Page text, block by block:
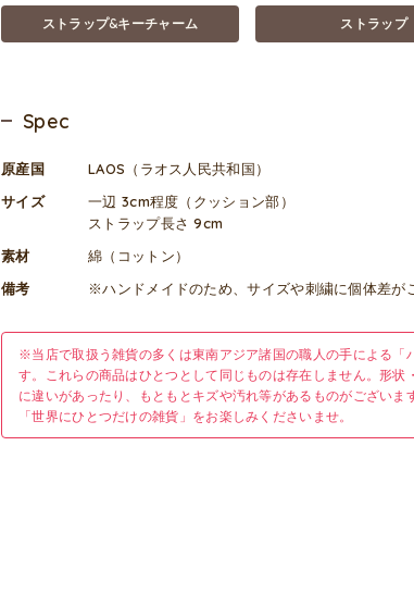
ストラップ&キーチャーム ストラップ
Spec
原産国
LAOS（ラオス人民共和国）
サイズ
一辺 3cm程度（クッション部）
ストラップ長さ 9cm
素材
綿（コットン）
備考
※ハンドメイドのため、サイズや刺繍に個体差が
※当店で取扱う雑貨の多くは東南アジア諸国の職人の手による「
す。これらの商品はひとつとして同じものは存在しません。形状
に違いがあったり、もともとキズや汚れ等があるものがございま
「世界にひとつだけの雑貨」をお楽しみくださいませ。